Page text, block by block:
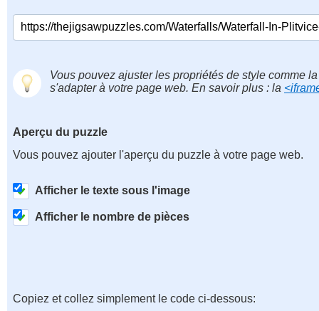
Vous pouvez ajuster les propriétés de style comme
s'adapter à votre page web. En savoir plus : la
Aperçu du puzzle
Vous pouvez ajouter l'aperçu du puzzle à votre page web.
Afficher le texte sous l'image
Afficher le nombre de pièces
Copiez et collez simplement le code ci-dessous: